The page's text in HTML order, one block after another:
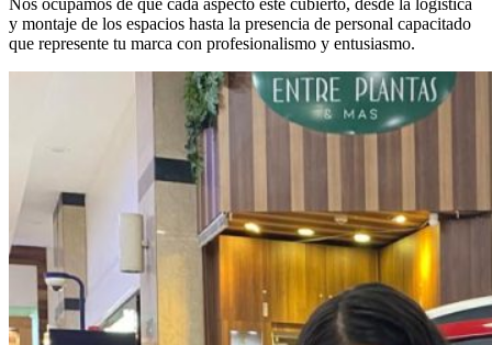
Nos ocupamos de que cada aspecto esté cubierto, desde la logística
y montaje de los espacios hasta la presencia de personal capacitado
que represente tu marca con profesionalismo y entusiasmo.